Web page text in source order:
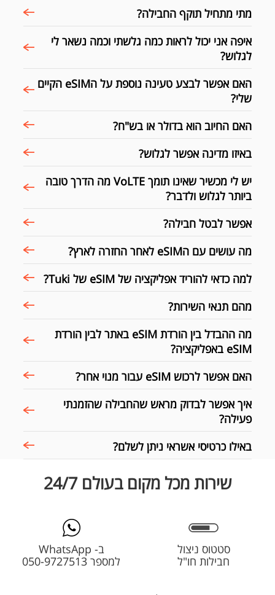
מתי מתחיל תוקף החבילה?
איפה אני יכול לראות כמה גלשתי וכמה נשאר לי
לגלוש?
האם אפשר לבצע טעינה נוספת על הeSIM הקיים
שלי?
האם החיוב הוא בדולר או בש"ח?
באיזו מדינה אפשר לגלוש?
יש לי מכשיר שאינו תומך VoLTE מה הדרך טובה
ביותר לגלוש ולדבר?
אפשר לבטל חבילה?
מה עושים עם הeSIM לאחר החזרה לארץ?
למה כדאי להוריד אפליקציה של eSIM של Tuki?
מהם תנאי השירות?
מה ההבדל בין הורדת eSIM באתר לבין הורדת
eSIM באפליקציה?
האם אפשר לרכוש eSIM עבור מנוי אחר?
איך אפשר לבדוק מראש שהחבילה שהזמנתי
פעילה?
באילו כרטיסי אשראי ניתן לשלם?
שירות מכל מקום בעולם 24/7
סטטוס ניצול
חבילות חו"ל
ב- WhatsApp
למספר 050-9727513